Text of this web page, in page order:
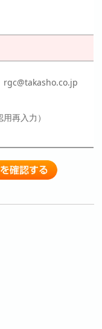
rgc@takasho.co.jp
用再入力）